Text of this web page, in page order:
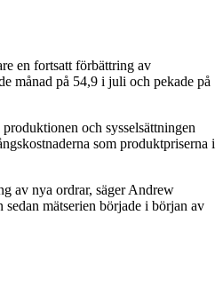
en fortsatt förbättring av
månad på 54,9 i juli och pekade på
och sysselsättningen
som produktpriserna i
av nya ordrar, säger Andrew
mätserien började i början av